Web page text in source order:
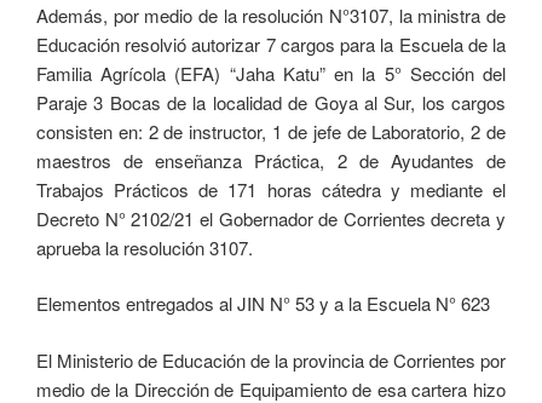
Además, por medio de la resolución N°3107, la ministra de
Educación resolvió autorizar 7 cargos para la Escuela de la
Familia Agrícola (EFA) “Jaha Katu” en la 5° Sección del
Paraje 3 Bocas de la localidad de Goya al Sur, los cargos
consisten en: 2 de instructor, 1 de jefe de Laboratorio, 2 de
maestros de enseñanza Práctica, 2 de Ayudantes de
Trabajos Prácticos de 171 horas cátedra y mediante el
Decreto N° 2102/21 el Gobernador de Corrientes decreta y
aprueba la resolución 3107.
Elementos entregados al JIN N° 53 y a la Escuela N° 623
El Ministerio de Educación de la provincia de Corrientes por
medio de la Dirección de Equipamiento de esa cartera hizo